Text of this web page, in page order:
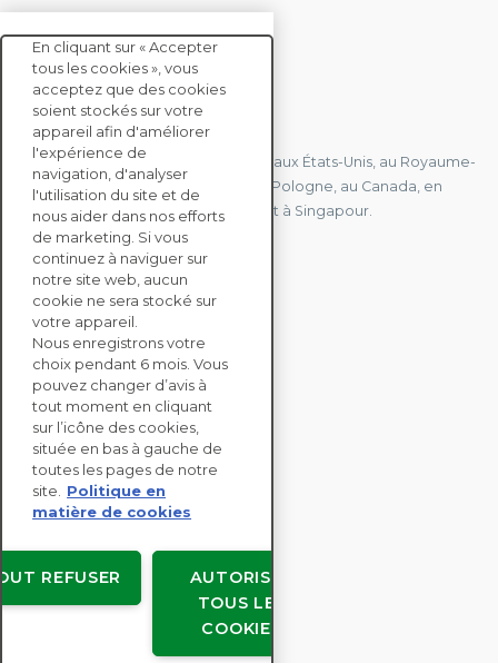
CONTACTEZ-NOUS
Nous avons des bureaux en France, aux États-Unis, au Royaume-
Uni, à Hong Kong, à l'île Maurice, en Pologne, au Canada, en
Allemagne, au Japon, en Espagne et à Singapour.
CONTACTEZ-NOUS
SOLUTIONS
ENTERPRISE
ÉVALUATIONS RSE
RESSOURCES
À PROPOS
Copyright © EcoVadis
Accords avec les utilisateurs
En cliquant sur « Accepter
tous les cookies », vous
acceptez que des cookies
soient stockés sur votre
appareil afin d'améliorer
l'expérience de
navigation, d'analyser
l'utilisation du site et de
nous aider dans nos efforts
de marketing. Si vous
continuez à naviguer sur
notre site web, aucun
cookie ne sera stocké sur
votre appareil.
Nous enregistrons votre
choix pendant 6 mois. Vous
pouvez changer d’avis à
tout moment en cliquant
sur l’icône des cookies,
située en bas à gauche de
toutes les pages de notre
site.
Politique en
matière de cookies
AUTORISER
TOUS LES
COOKIES
REFUSER